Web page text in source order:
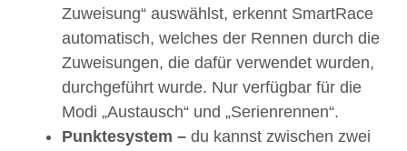
Zuweisung“ auswählst, erkennt SmartRace
automatisch, welches der Rennen durch die
Zuweisungen, die dafür verwendet wurden,
durchgeführt wurde. Nur verfügbar für die
Modi „Austausch“ und „Serienrennen“.
Punktesystem – du kannst zwischen zwei